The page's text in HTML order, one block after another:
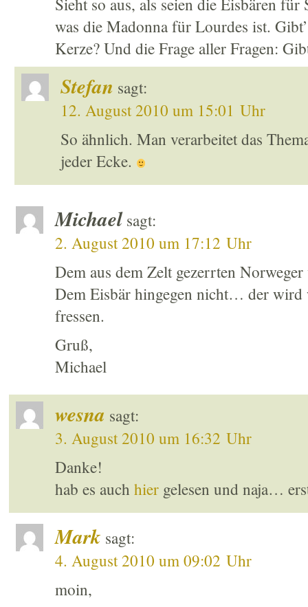
Sieht so aus, als seien die Eisbären
was die Madonna für Lourdes ist.
Kerze? Und die Frage aller Fragen:
Stefan sagt:
12. August 2010 um 15:01 Uhr
So ähnlich. Man verarbeitet das
jeder Ecke.
Michael sagt:
2. August 2010 um 17:12 Uhr
Dem aus dem Zelt gezerrten
Dem Eisbär hingegen nicht… der wird
fressen.
Gruß,
Michael
wesna sagt:
3. August 2010 um 16:32 Uhr
Danke!
hab es auch hiergelesen und naja…
Mark sagt:
4. August 2010 um 09:02 Uhr
moin,